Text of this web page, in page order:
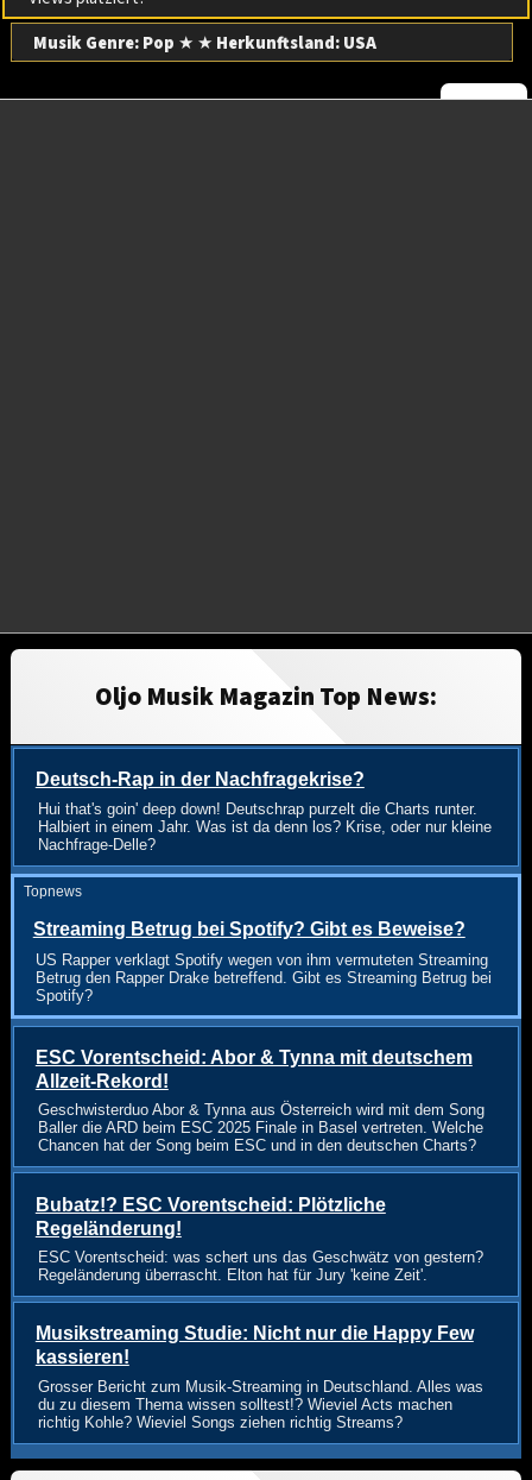
Musik Genre: Pop ★ ★ Herkunftsland:USA
Oljo Musik Magazin Top News:
Deutsch-Rap in der Nachfragekrise?
Hui that's goin' deep down! Deutschrap purzelt die Charts runter.
Halbiert in einem Jahr. Was ist da denn los? Krise, oder nur kleine
Nachfrage-Delle?
Topnews
Streaming Betrug bei Spotify? Gibt es Beweise?
US Rapper verklagt Spotify wegen von ihm vermuteten Streaming
Betrug den Rapper Drake betreffend. Gibt es Streaming Betrug bei
Spotify?
ESC Vorentscheid: Abor & Tynna mit deutschem
Allzeit-Rekord!
Geschwisterduo Abor & Tynna aus Österreich wird mit dem Song
Baller die ARD beim ESC 2025 Finale in Basel vertreten. Welche
Chancen hat der Song beim ESC und in den deutschen Charts?
Bubatz!? ESC Vorentscheid: Plötzliche
Regeländerung!
ESC Vorentscheid: was schert uns das Geschwätz von gestern?
Regeländerung überrascht. Elton hat für Jury 'keine Zeit'.
Musikstreaming Studie: Nicht nur die Happy Few
kassieren!
Grosser Bericht zum Musik-Streaming in Deutschland. Alles was
du zu diesem Thema wissen solltest!? Wieviel Acts machen
richtig Kohle? Wieviel Songs ziehen richtig Streams?